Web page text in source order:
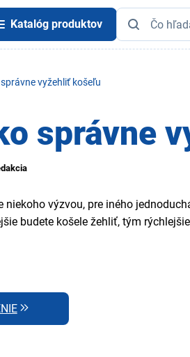
Katalóg produktov
vyžehliť košeľu
správne
niekoho výzvou, pre iného
budete košele žehliť, tým